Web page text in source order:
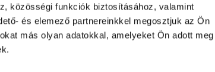
közösségi funkciók biztosításához, valamint
és elemező partnereinkkel megosztjuk az Ön
más olyan adatokkal, amelyeket Ön adott meg
Fő u. 123. 2040 Budaörs,
János Károly
Berettyóújfalu, Bajcsy Zs. u. 3-
Dr. Cselényi
2500